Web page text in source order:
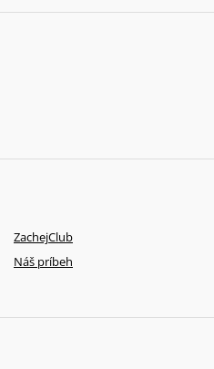
ZachejClub
Náš príbeh